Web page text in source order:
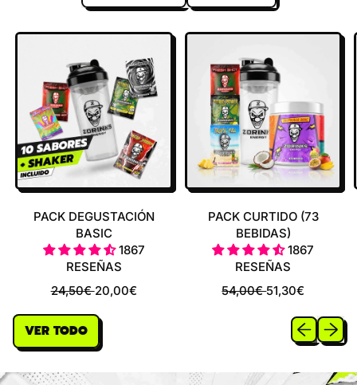
PACK DEGUSTACIÓN
BASIC
1867
RESEÑAS
P
E
C
I
O
24,50€P
E
C
I
20,00€
PACK CURTIDO (73
BEBIDAS)
1867
RESEÑAS
P
54,00€P
O
51,30€
VER TODO Diapositiva